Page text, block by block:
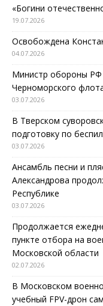
«Богини
19.07.2026
Освобождена
04.07.2026
Министр обороны РФ
Черноморского
03.07.2026
В Тверском
подготовку по
03.07.2026
Ансамбль песни и
Александрова
Республике
03.07.2026
Продолжается
пункте отбора на
Московской области
02.07.2026
В Московском
учебный FPV-дрон